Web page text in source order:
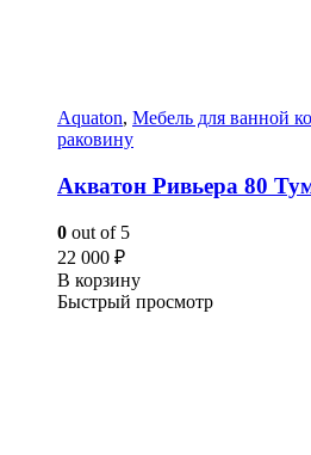
Aquaton, Мебель для ванной
раковину
Акватон Ривьера 80
0 out of 5
22 000 ₽
В корзину
Быстрый просмотр